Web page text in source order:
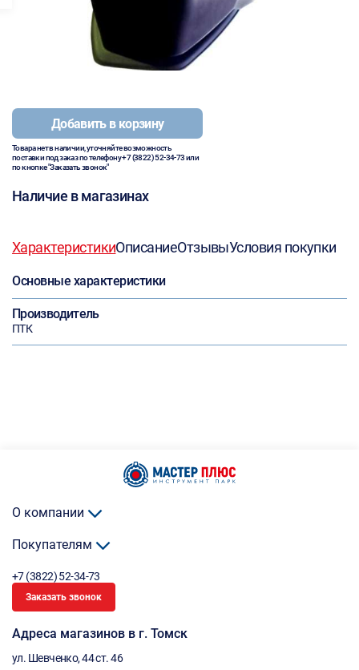
Добавить в корзину
Товара нет в наличии, уточняйте возможность
поставки под заказ по телефону+7 (3822) 52-34-73или
по кнопке "Заказать звонок"
Наличие в магазинах
ХарактеристикиОписаниеОтзывыУсловия покупки
Основные характеристики
Производитель
ПТК
О компании
Покупателям
+7 (3822) 52-34-73
Заказать звонок
Адреса магазинов в г. Томск
ул. Шевченко, 44 ст. 46